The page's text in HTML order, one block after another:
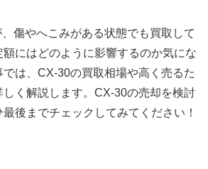
傷やへこみがある状態でも買取して
額にはどのように影響するのか気にな
では、CX-30の買取相場や高く売るた
く解説します。CX-30の売却を検討
後までチェックしてみてください！